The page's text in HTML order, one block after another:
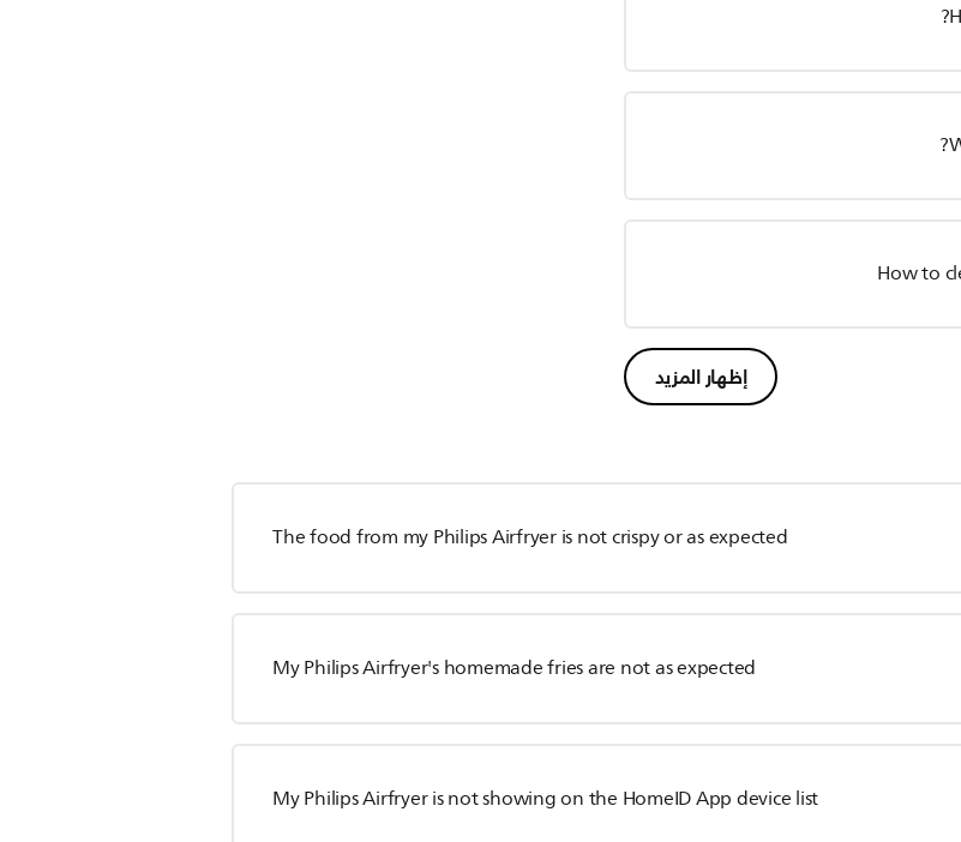
How to
إظهار المزيد
The food from my Philips Airfryer is not crispy or as expected
My Philips Airfryer's homemade fries are not as expected
My Philips Airfryer is not showing on the HomeID App device list